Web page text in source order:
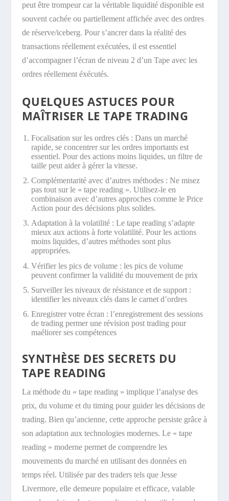
peut être trompeur car la véritable liquidité disponible est
souvent cachée ou partiellement affichée avec des ordres
de réserve/iceberg. Pour s’ancrer dans la réalité des
transactions réellement exécutées, il est essentiel
d’accompagner l’écran de niveau 2 d’un Tape avec les
ordres réellement éxécutés.
QUELQUES ASTUCES POUR
MAÎTRISER LE TAPE TRADING
Focalisation sur les ordres clés : Dans un marché
rapide, se concentrer sur les ordres importants est
essentiel. Pour des actions moins liquides, un filtre de
taille peut aider à gérer la vitesse.
Complémentarité avec d’autres méthodes : Ne misez
pas tout sur le « tape reading ». Utilisez-le en
combinaison avec d’autres approches comme le Price
Action pour des décisions plus solides.
Adaptation à la volatilité : Le tape reading s’adapte
mieux aux actions à forte volatilité. Pour les actions
moins liquides, d’autres méthodes sont plus
appropriées.
Vérifier les pics de volume : les pics de volume
peuvent confirmer la validité du mouvement de prix
Surveiller les niveaux de résistance et de support :
identifier les niveaux clés dans le carnet d’ordres
Enregistrer votre écran : l’enregistrement des sessions
de trading permer une révision post trading pour
maéliorer ses compétences
SYNTHÈSE DES SECRETS DU
TAPE READING
La méthode du « tape reading » implique l’analyse des
prix, du volume et du timing pour guider les décisions de
trading. Bien qu’ancienne, cette approche persiste grâce à
son adaptation aux technologies modernes. Le « tape
reading » moderne permet de comprendre les
mouvements du marché en utilisant des données en
temps réel. Utilisée par des traders tels que Jesse
Livermore, elle demeure populaire et efficace, valable